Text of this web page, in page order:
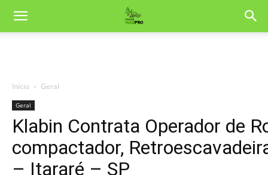
Início Geral
Geral
Klabin Contrata Operador de
compactador,
– Itararé – SP